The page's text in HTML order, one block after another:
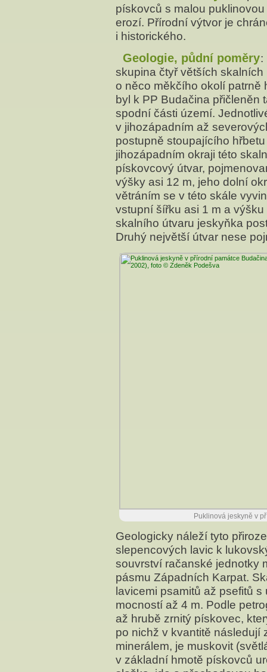
pískovců s malou
erozí. Přírodní výtvor je
i historického.
Geologie, půdní poměry:
skupina čtyř větších
o něco měkčího okolí patrně
byl k PP Budačina
spodní části území.
v jihozápadním až
postupně stoupajícího
jihozápadním okraji této
pískovcový útvar,
výšky asi 12 m, jeho dolní
větráním se v této skále
vstupní šířku asi 1 m a
skalního útvaru jeskyňka
Druhý největší útvar nese
Puklinová jeskyně v
Geologicky náleží tyto
slepencových lavic k
souvrství račanské jednotky
pásmu Západních Karpat.
lavicemi psamitů až psefitů
mocností až 4 m. Podle
až hrubě zrnitý pískovec,
po nichž v kvantitě následují
minerálem, je muskovit
v základní hmotě pískovců